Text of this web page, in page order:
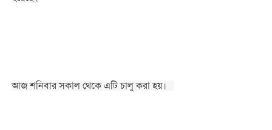
আজ শনিবার সকাল থেকে এটি চালু করা হয়।